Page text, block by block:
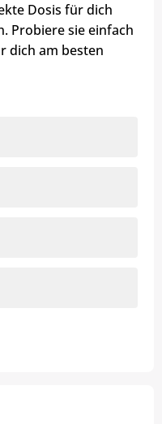
Dosis für dich
Probiere sie einfach
dich am besten